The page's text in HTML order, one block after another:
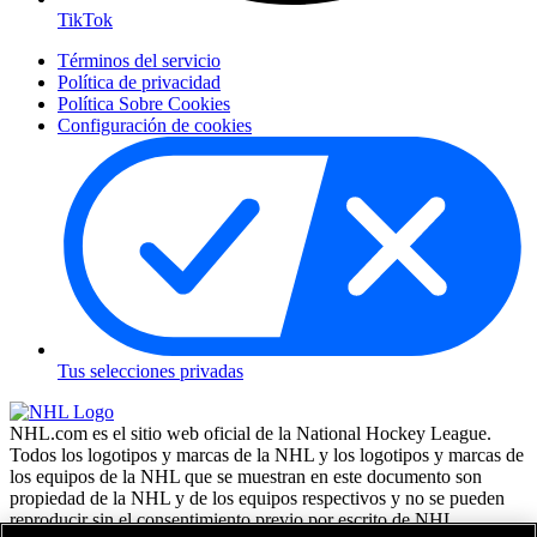
TikTok
Términos del servicio
Política de privacidad
Política Sobre Cookies
Configuración de cookies
Tus selecciones privadas
NHL.com es el sitio web oficial de la National Hockey League.
Todos los logotipos y marcas de la NHL y los logotipos y marcas de
los equipos de la NHL que se muestran en este documento son
propiedad de la NHL y de los equipos respectivos y no se pueden
reproducir sin el consentimiento previo por escrito de NHL